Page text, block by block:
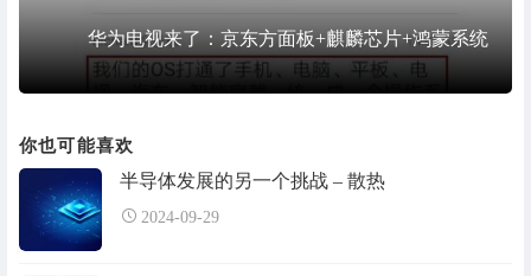
华为电视来了：京东方面板+麒麟芯片+鸿蒙系统
你也可能喜欢
半导体发展的另一个挑战 – 散热
2024-09-29